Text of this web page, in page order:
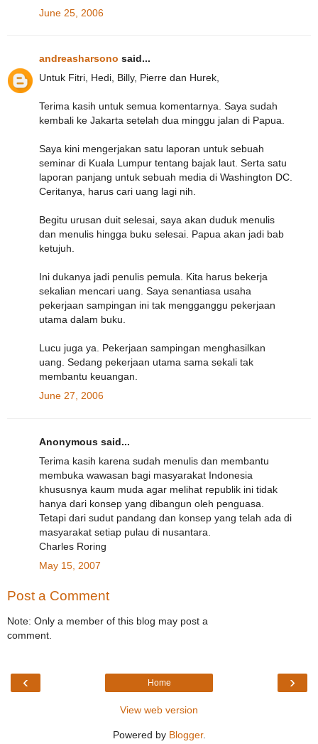
June 25, 2006
andreasharsono said...
Untuk Fitri, Hedi, Billy, Pierre dan Hurek,
Terima kasih untuk semua komentarnya. Saya sudah
kembali ke Jakarta setelah dua minggu jalan di Papua.
Saya kini mengerjakan satu laporan untuk sebuah
seminar di Kuala Lumpur tentang bajak laut. Serta satu
laporan panjang untuk sebuah media di Washington DC.
Ceritanya, harus cari uang lagi nih.
Begitu urusan duit selesai, saya akan duduk menulis
dan menulis hingga buku selesai. Papua akan jadi bab
ketujuh.
Ini dukanya jadi penulis pemula. Kita harus bekerja
sekalian mencari uang. Saya senantiasa usaha
pekerjaan sampingan ini tak mengganggu pekerjaan
utama dalam buku.
Lucu juga ya. Pekerjaan sampingan menghasilkan
uang. Sedang pekerjaan utama sama sekali tak
membantu keuangan.
June 27, 2006
Anonymous said...
Terima kasih karena sudah menulis dan membantu
membuka wawasan bagi masyarakat Indonesia
khususnya kaum muda agar melihat republik ini tidak
hanya dari konsep yang dibangun oleh penguasa.
Tetapi dari sudut pandang dan konsep yang telah ada di
masyarakat setiap pulau di nusantara.
Charles Roring
May 15, 2007
Post a Comment
Note: Only a member of this blog may post a
comment.
‹ ›
Home
View web version
Powered by Blogger.